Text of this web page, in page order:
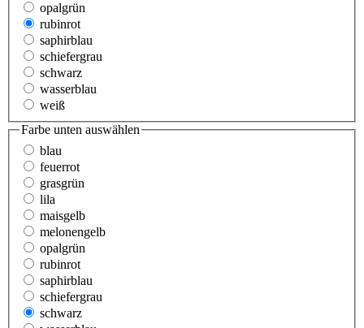
opalgrün
rubinrot
saphirblau
schiefergrau
schwarz
wasserblau
weiß
Farbe unten auswählen
blau
feuerrot
grasgrün
lila
maisgelb
melonengelb
opalgrün
rubinrot
saphirblau
schiefergrau
schwarz